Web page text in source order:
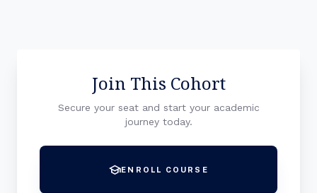
Join This Cohort
Secure your seat and start your academic
journey today.
schoolENROLL COURSE